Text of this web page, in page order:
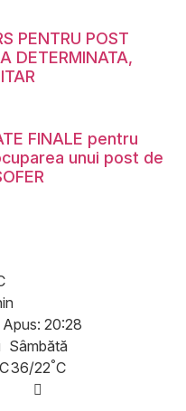
PENTRU POST
DETERMINATA,
FINALE pentru
unui post de
Apus: 20:28
C
Sâmbătă
36/22°C